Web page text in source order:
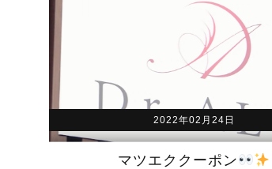
2022年02月24日
マツエククーポン